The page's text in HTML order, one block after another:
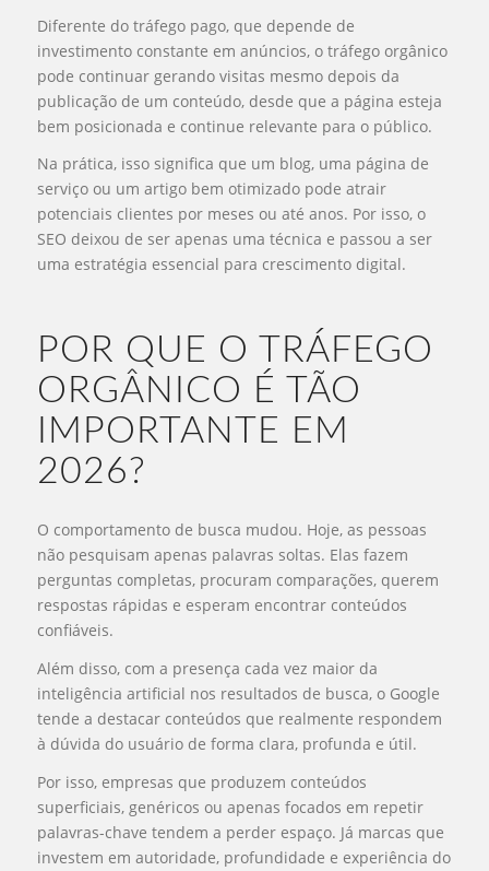
Diferente do tráfego pago, que depende de
investimento constante em anúncios, o tráfego orgânico
pode continuar gerando visitas mesmo depois da
publicação de um conteúdo, desde que a página esteja
bem posicionada e continue relevante para o público.
Na prática, isso significa que um blog, uma página de
serviço ou um artigo bem otimizado pode atrair
potenciais clientes por meses ou até anos. Por isso, o
SEO deixou de ser apenas uma técnica e passou a ser
uma estratégia essencial para crescimento digital.
POR QUE O TRÁFEGO
ORGÂNICO É TÃO
IMPORTANTE EM
2026?
O comportamento de busca mudou. Hoje, as pessoas
não pesquisam apenas palavras soltas. Elas fazem
perguntas completas, procuram comparações, querem
respostas rápidas e esperam encontrar conteúdos
confiáveis.
Além disso, com a presença cada vez maior da
inteligência artificial nos resultados de busca, o Google
tende a destacar conteúdos que realmente respondem
à dúvida do usuário de forma clara, profunda e útil.
Por isso, empresas que produzem conteúdos
superficiais, genéricos ou apenas focados em repetir
palavras-chave tendem a perder espaço. Já marcas que
investem em autoridade, profundidade e experiência do